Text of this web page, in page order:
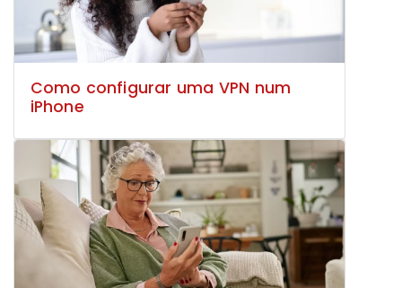
Como configurar uma VPN num
iPhone